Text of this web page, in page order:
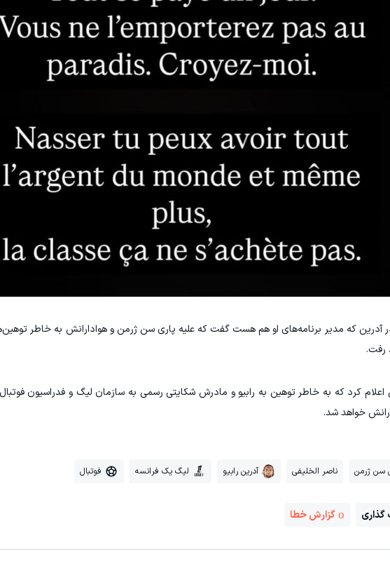
آدرین که مدیر برنامه‌های او هم هست ‏گفت که علیه پاری سن ژرمن و هوادارانش به خاطر
رفت.
کرد که به خاطر توهین به رابیو و ‏مادرش شکایتی رسمی به سازمان لیگ و فدراسیون
خواهد شد.
سن ژرمن ناصر الخلیفی آدرین رابیو لیگ یک فرانسه فوتبال
گذاری گزارش خطا